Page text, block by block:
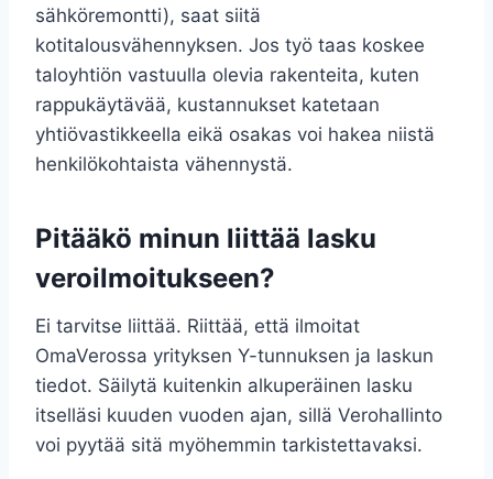
sähköremontti), saat siitä
kotitalousvähennyksen. Jos työ taas koskee
taloyhtiön vastuulla olevia rakenteita, kuten
rappukäytävää, kustannukset katetaan
yhtiövastikkeella eikä osakas voi hakea niistä
henkilökohtaista vähennystä.
Pitääkö minun liittää lasku
veroilmoitukseen?
Ei tarvitse liittää. Riittää, että ilmoitat
OmaVerossa yrityksen Y-tunnuksen ja laskun
tiedot. Säilytä kuitenkin alkuperäinen lasku
itselläsi kuuden vuoden ajan, sillä Verohallinto
voi pyytää sitä myöhemmin tarkistettavaksi.